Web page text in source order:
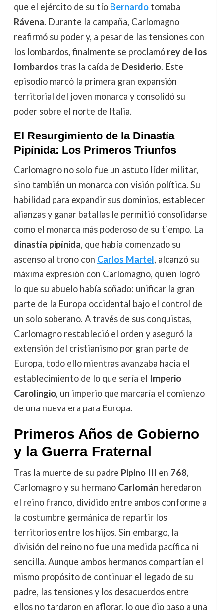
que el ejército de su tío Bernardotomaba
Rávena. Durante la campaña, Carlomagno
reafirmó su poder y, a pesar de las tensiones con
los lombardos, finalmente se proclamó rey de los
lombardos tras la caída de Desiderio. Este
episodio marcó la primera gran expansión
territorial del joven monarca y consolidó su
poder sobre el norte de Italia.
El Resurgimiento de la Dinastía
Pipínida: Los Primeros Triunfos
Carlomagno no solo fue un astuto líder militar,
sino también un monarca con visión política. Su
habilidad para expandir sus dominios, establecer
alianzas y ganar batallas le permitió consolidarse
como el monarca más poderoso de su tiempo. La
dinastía pipínida, que había comenzado su
ascenso al trono con Carlos Martel, alcanzó su
máxima expresión con Carlomagno, quien logró
lo que su abuelo había soñado: unificar la gran
parte de la Europa occidental bajo el control de
un solo soberano. A través de sus conquistas,
Carlomagno restableció el orden y aseguró la
extensión del cristianismo por gran parte de
Europa, todo ello mientras avanzaba hacia el
establecimiento de lo que sería el Imperio
Carolingio, un imperio que marcaría el comienzo
de una nueva era para Europa.
Primeros Años de Gobierno
y la Guerra Fraternal
Tras la muerte de su padre Pipino III en 768,
Carlomagno y su hermano Carlománheredaron
el reino franco, dividido entre ambos conforme a
la costumbre germánica de repartir los
territorios entre los hijos. Sin embargo, la
división del reino no fue una medida pacífica ni
sencilla. Aunque ambos hermanos compartían el
mismo propósito de continuar el legado de su
padre, las tensiones y los desacuerdos entre
ellos no tardaron en aflorar, lo que dio paso a una